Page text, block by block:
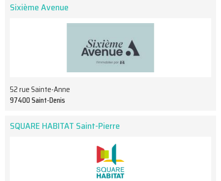
Sixième Avenue
52 rue Sainte-Anne
97400 Saint-Denis
SQUARE HABITAT Saint-Pierre